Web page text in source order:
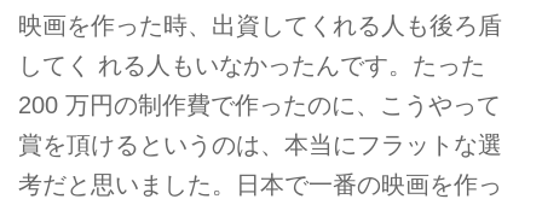
映画を作った時、出資してくれる人も後ろ盾
してく れる人もいなかったんです。たった
200 万円の制作費で作ったのに、こうやって
賞を頂けるというのは、本当にフラットな選
考だと思いました。日本で一番の映画を作っ